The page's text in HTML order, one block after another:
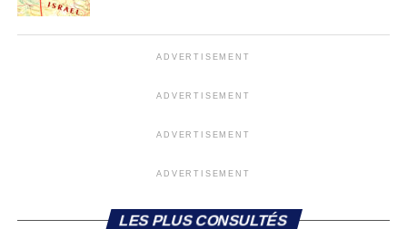
ADVERTISEMENT
ADVERTISEMENT
ADVERTISEMENT
ADVERTISEMENT
LES PLUS CONSULTÉS